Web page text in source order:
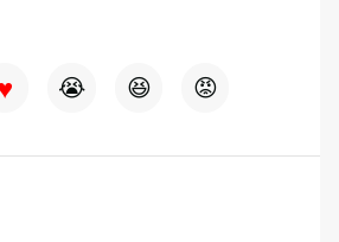
😭 😆 😡